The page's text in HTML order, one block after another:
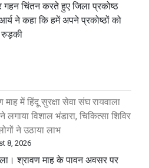
गहन चिंतन करते हुए जिला प्रकोष्ठ
ने कहा कि हमें अपने प्रकोष्ठों को
रुड़की
माह में हिंदू सुरक्षा सेवा संघ रायवाला
लगाया विशाल भंडारा, चिकित्सा शिविर
ने उठाया लाभ
8, 2026
श्रावण माह के पावन अवसर पर